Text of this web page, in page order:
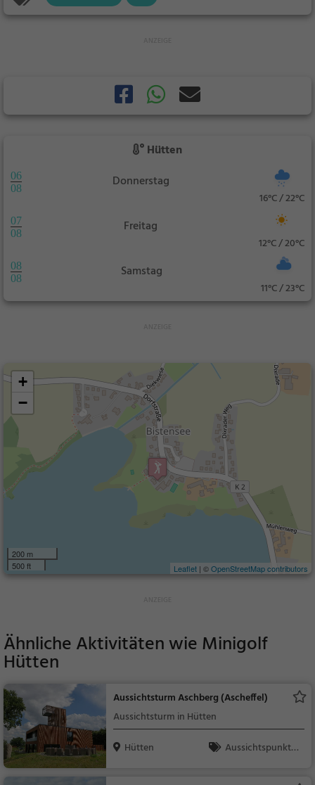
Hütten
06
08
Donnerstag
16°C / 22°C
07
08
Freitag
12°C / 20°C
08
08
Samstag
11°C / 23°C
+
−
200 m
500 ft
Leaflet | ©OpenStreetMap contributors
Ähnliche Aktivitäten wieMinigolf
Hütten
Aussichtsturm Aschberg (Ascheffel)
Aussichtsturm in Hütten
Hütten
Aussichtspunkt, F